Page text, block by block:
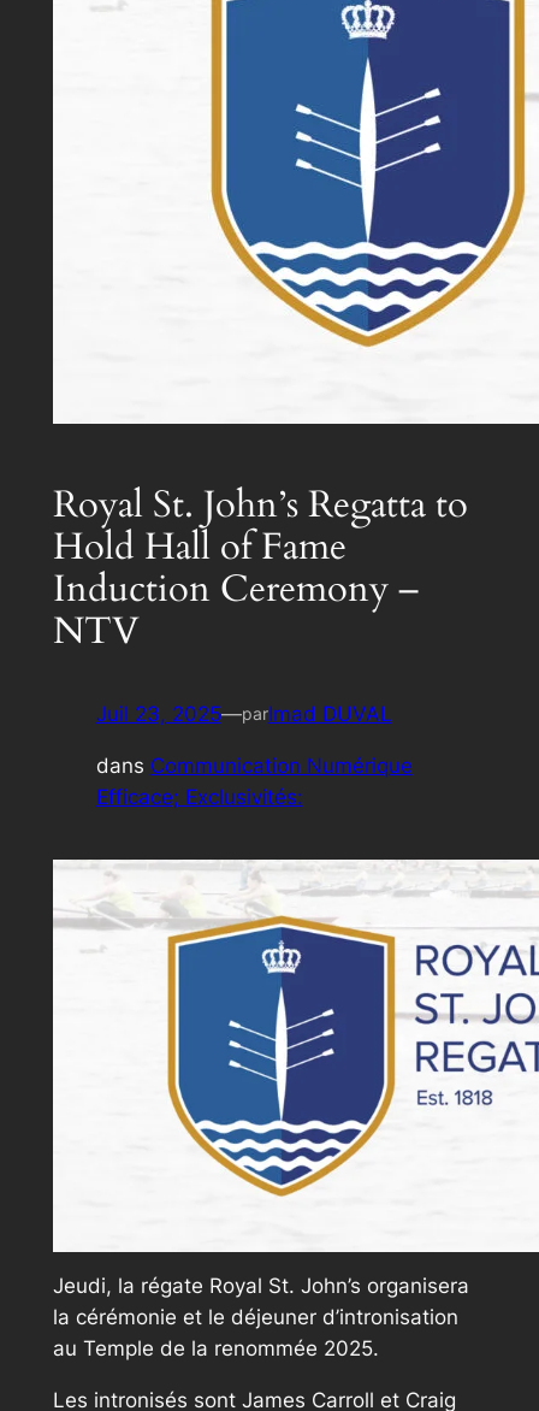
Royal St. John’s Regatta to
Hold Hall of Fame
Induction Ceremony –
NTV
Juil 23, 2025—parImad DUVAL
dans Communication Numérique
Efficace; Exclusivités:
Jeudi, la régate Royal St. John’s organisera
la cérémonie et le déjeuner d’intronisation
au Temple de la renommée 2025.
Les intronisés sont James Carroll et Craig